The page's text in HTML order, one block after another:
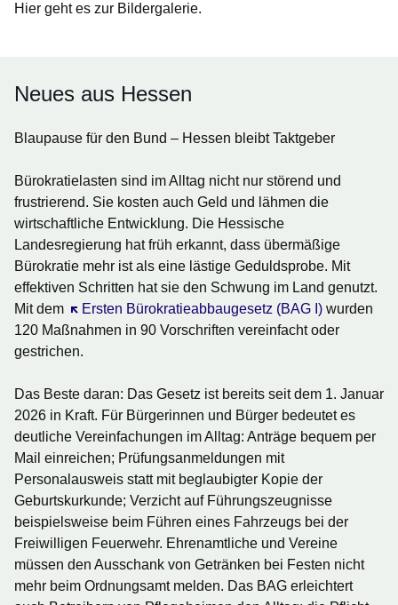
Hier geht es zur Bildergalerie.
Neues aus Hessen
Blaupause für den Bund – Hessen bleibt Taktgeber
Bürokratielasten sind im Alltag nicht nur störend und
frustrierend. Sie kosten auch Geld und lähmen die
wirtschaftliche Entwicklung. Die Hessische
Landesregierung hat früh erkannt, dass übermäßige
Bürokratie mehr ist als eine lästige Geduldsprobe. Mit
effektiven Schritten hat sie den Schwung im Land genutzt.
Mit dem
Ersten Bürokratieabbaugesetz (BAG I)
Öffnet sich in einem neuen Fenster
wurden
120 Maßnahmen in 90 Vorschriften vereinfacht oder
gestrichen.
Das Beste daran: Das Gesetz ist bereits seit dem 1. Januar
2026 in Kraft. Für Bürgerinnen und Bürger bedeutet es
deutliche Vereinfachungen im Alltag: Anträge bequem per
Mail einreichen; Prüfungsanmeldungen mit
Personalausweis statt mit beglaubigter Kopie der
Geburtskurkunde; Verzicht auf Führungszeugnisse
beispielsweise beim Führen eines Fahrzeugs bei der
Freiwilligen Feuerwehr. Ehrenamtliche und Vereine
müssen den Ausschank von Getränken bei Festen nicht
mehr beim Ordnungsamt melden. Das BAG erleichtert